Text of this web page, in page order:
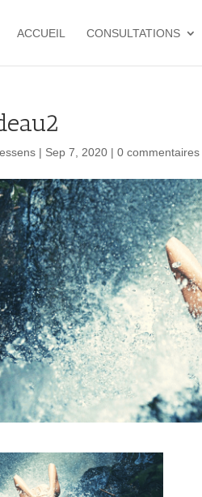
ACCUEIL CONSULTATIONS
| Sep 7, 2020 |0 commentaires